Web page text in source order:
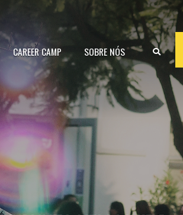
CAREER CAMP SOBRE NÓS